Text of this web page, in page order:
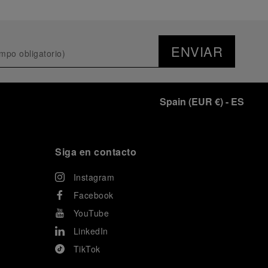
ENVIAR
Spain (EUR €)- ES
Siga en contacto
Instagram
Facebook
YouTube
LinkedIn
TikTok